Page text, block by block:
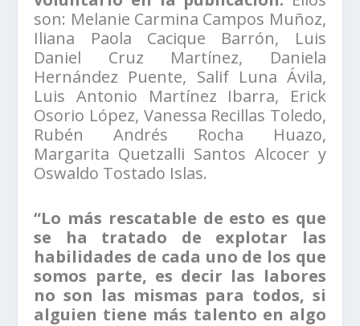
son: Melanie Carmina Campos Muñoz,
Iliana Paola Cacique Barrón, Luis
Daniel Cruz Martínez, Daniela
Hernández Puente, Salif Luna Ávila,
Luis Antonio Martínez Ibarra, Erick
Osorio López, Vanessa Recillas Toledo,
Rubén Andrés Rocha Huazo,
Margarita Quetzalli Santos Alcocer y
Oswaldo Tostado Islas.
“Lo más rescatable de esto es que
se ha tratado de explotar las
habilidades de cada uno de los que
somos parte, es decir las labores
no son las mismas para todos, si
alguien tiene más talento en algo